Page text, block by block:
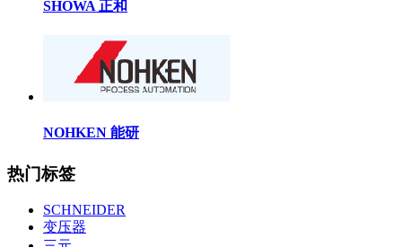
ARROW 箭牌
Telemecanique Sensors 特勒美科 * 法